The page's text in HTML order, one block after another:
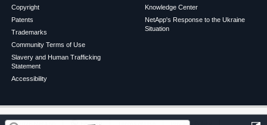
Copyright
Patents
Trademarks
Community Terms of Use
Slavery and Human Trafficking
Statement
Accessibility
Knowledge Center
NetApp's Response to the Ukraine
Situation